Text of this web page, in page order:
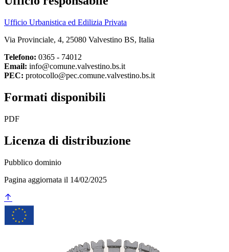
Ufficio Urbanistica ed Edilizia Privata
Via Provinciale, 4, 25080 Valvestino BS, Italia
Telefono: 0365 - 74012
Email: info@comune.valvestino.bs.it
PEC: protocollo@pec.comune.valvestino.bs.it
Formati disponibili
PDF
Licenza di distribuzione
Pubblico dominio
Pagina aggiornata il 14/02/2025